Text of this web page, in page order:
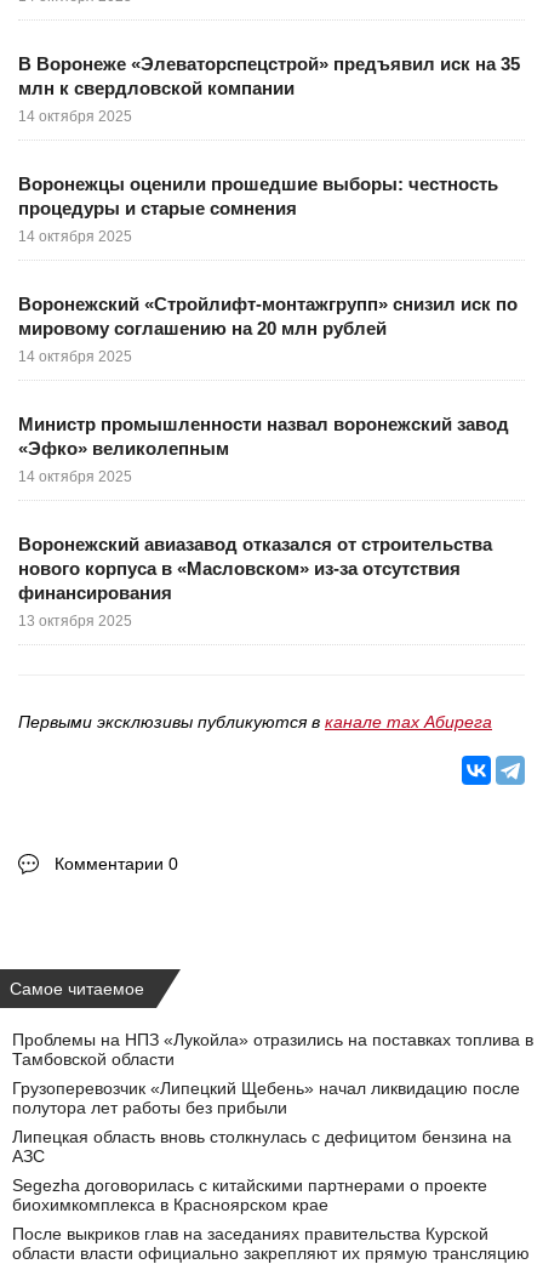
В Воронеже «Элеваторспецстрой» предъявил иск на 35
млн к свердловской компании
14 октября 2025
Воронежцы оценили прошедшие выборы: честность
процедуры и старые сомнения
14 октября 2025
Воронежский «Стройлифт-монтажгрупп» снизил иск по
мировому соглашению на 20 млн рублей
14 октября 2025
Министр промышленности назвал воронежский завод
«Эфко» великолепным
14 октября 2025
Воронежский авиазавод отказался от строительства
нового корпуса в «Масловском» из-за отсутствия
финансирования
13 октября 2025
Первыми эксклюзивы публикуются в канале max Абирега
Комментарии 0
Самое читаемое
Проблемы на НПЗ «Лукойла» отразились на поставках топлива в
Тамбовской области
Грузоперевозчик «Липецкий Щебень» начал ликвидацию после
полутора лет работы без прибыли
Липецкая область вновь столкнулась с дефицитом бензина на
АЗС
Segezha договорилась с китайскими партнерами о проекте
биохимкомплекса в Красноярском крае
После выкриков глав на заседаниях правительства Курской
области власти официально закрепляют их прямую трансляцию